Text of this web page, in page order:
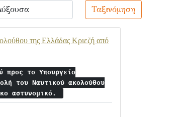
Ταξινόμηση
της Ελλάδας Κριεζή από
προς το Υπουργείο
του Ναυτικού ακολούθου
αστυνομικό.